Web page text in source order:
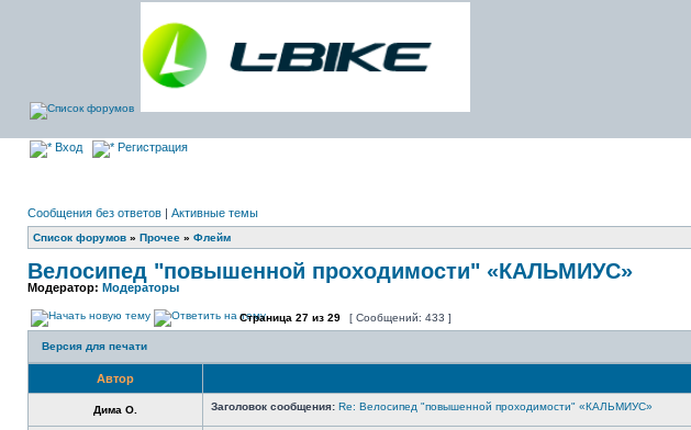
Вход Регистрация
Сообщения без ответов | Активные темы
Список форумов » Прочее » Флейм
Велосипед "повышенной проходимости" «КАЛЬМИУС»
Модератор: Модераторы
Страница 27 из 29 [ Сообщений: 433 ]
Версия для печати
Автор
Дима О. Заголовок сообщения: Re: Велосипед "повышенной проходимости" «КАЛЬМИУС»